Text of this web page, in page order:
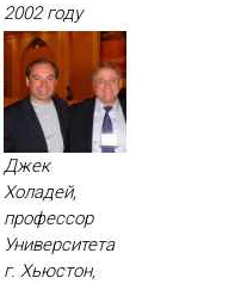
2002 го­ду
Джек
Холадей,
профессор
Университета
г. Хьюстон,